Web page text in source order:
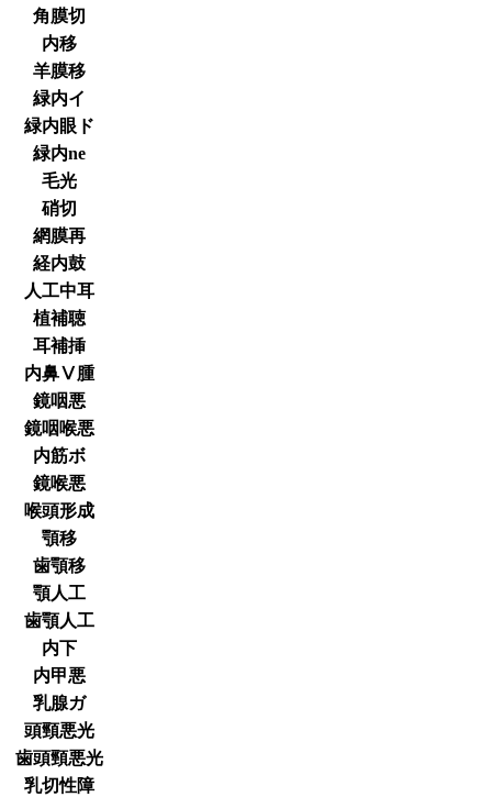
角膜切
内移
羊膜移
緑内イ
緑内眼ド
緑内ne
毛光
硝切
網膜再
経内鼓
人工中耳
植補聴
耳補挿
内鼻Ⅴ腫
鏡咽悪
鏡咽喉悪
内筋ボ
鏡喉悪
喉頭形成
顎移
歯顎移
顎人工
歯顎人工
内下
内甲悪
乳腺ガ
頭頸悪光
歯頭頸悪光
乳切性障